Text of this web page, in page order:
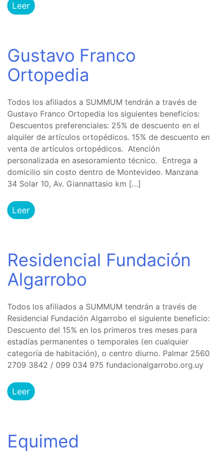
Leer
Gustavo Franco
Ortopedia
Todos los afiliados a SUMMUM tendrán a través de
Gustavo Franco Ortopedia los siguientes beneficios:
Descuentos preferenciales: 25% de descuento en el
alquiler de artículos ortopédicos. 15% de descuento en
venta de artículos ortopédicos. Atención
personalizada en asesoramiento técnico. Entrega a
domicilio sin costo dentro de Montevideo. Manzana
34 Solar 10, Av. Giannattasio km […]
Leer
Residencial Fundación
Algarrobo
Todos los afiliados a SUMMUM tendrán a través de
Residencial Fundación Algarrobo el siguiente beneficio:
Descuento del 15% en los primeros tres meses para
estadías permanentes o temporales (en cualquier
categoría de habitación), o centro diurno. Palmar 2560
2709 3842 / 099 034 975 fundacionalgarrobo.org.uy
Leer
Equimed